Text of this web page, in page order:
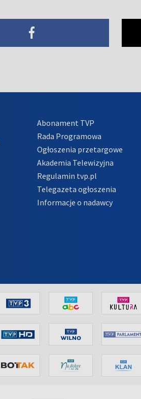
Abonament TVP
Rada Programowa
Ogłoszenia przetargowe
Akademia Telewizyjna
Regulamin tvp.pl
Telegazeta ogłoszenia
Informacje o nadawcy